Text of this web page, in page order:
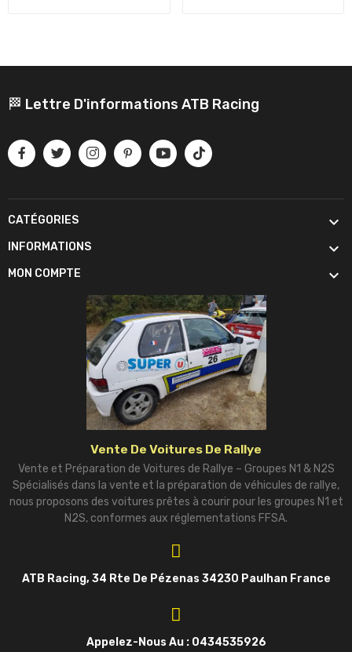
🏁 Lettre D'informations ATB Racing
CATÉGORIES 
INFORMATIONS 
MON COMPTE 
Vente De Voitures De Rallye
Vente et Préparation de Voitures de Rallye – Groupes N1 & N2S
Spécialisés dans la vente et la préparation de véhicules de rallye,
nous proposons des voitures prêtes à courir pour les groupes N1 et
N2S, conformes aux réglementations FFSA.
ATB Racing, 34 Rte De Pézenas 34230 Paulhan France
Appelez-Nous Au : 0434535926